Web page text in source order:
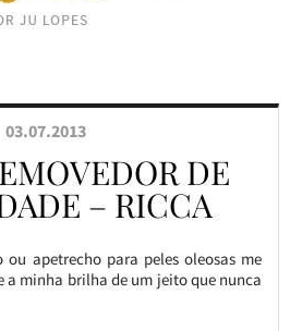
03.07.2013
DE
– RICCA
apetrecho para peles oleosas me
a minha brilha de um jeito que nunca